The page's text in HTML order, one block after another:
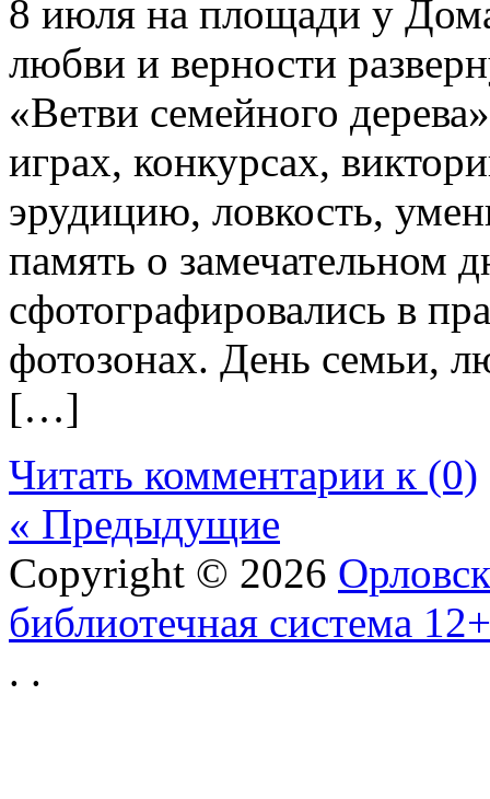
8 июля на площади у
любви и верности
«Ветви семейного
играх, конкурсах,
эрудицию, ловкость,
память о замечательном
сфотографировались в
фотозонах. День семьи,
[…]
Читать комментарии к (0)
« Предыдущие
Copyright © 2026
библиотечная система 12+
. .